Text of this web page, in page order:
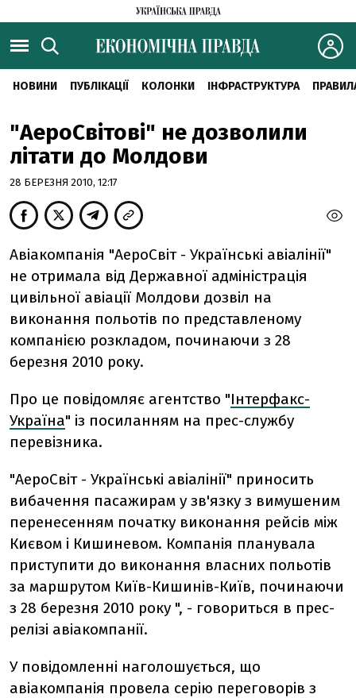
НОВИНИ ПУБЛІКАЦІЇ КОЛОНКИ ІНФРАСТРУКТУРА
"АероСвітові" не дозволили
літати до Молдови
28 БЕРЕЗНЯ 2010, 12:17
Авіакомпанія "АероСвіт - Українські авіалінії"
не отримала від Державної адміністрація
цивільної авіації Молдови дозвіл на
виконання польотів по представленому
компанією розкладом, починаючи з 28
березня 2010 року.
Про це повідомляє агентство "Інтерфакс-
Україна" із посиланням на прес-службу
перевізника.
"АероСвіт - Українські авіалінії" приносить
вибачення пасажирам у зв'язку з вимушеним
перенесенням початку виконання рейсів між
Києвом і Кишиневом. Компанія планувала
приступити до виконання власних польотів
за маршрутом Київ-Кишинів-Київ, починаючи
з 28 березня 2010 року ", - говориться в прес-
релізі авіакомпанії.
У повідомленні наголошується, що
авіакомпанія провела серію переговорів з